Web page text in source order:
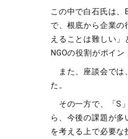
この中で白石氏は
で、根底から企業
えることは難しい
NGOの役割がポイ
また、座談会では
た。
その一方で、「S
ら、今後の課題が
を考える上で必要